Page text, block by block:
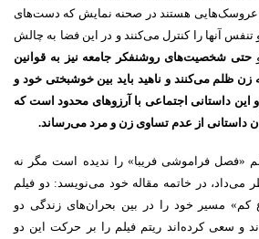
عروسک‌هایی هستند در صحنه نمایش که دست‌های
آنها را کنترل می‌کنند و در این فضا به چالش
حتی شخصیت‌های روشنفکر جامعه نیز به قوانین
زن ظلم می‌کنند و ناهید باید بین خوشبختی خود و
این داستانی اجتماعی با آرزوهای محدود است که
داستانی از عدم تساوی زن و مرد می‌رساند.
«فصل فراموشی فریبا» را ندیده است مگر نه
می‌داد، در خاتمه مقاله خود می‌نویسد: دو فیلم
کم» مسیر خود را در بین بحران‌های زندگی دو
و سعی کرده‌اند ریتم فیلم را بر حرکت این دو